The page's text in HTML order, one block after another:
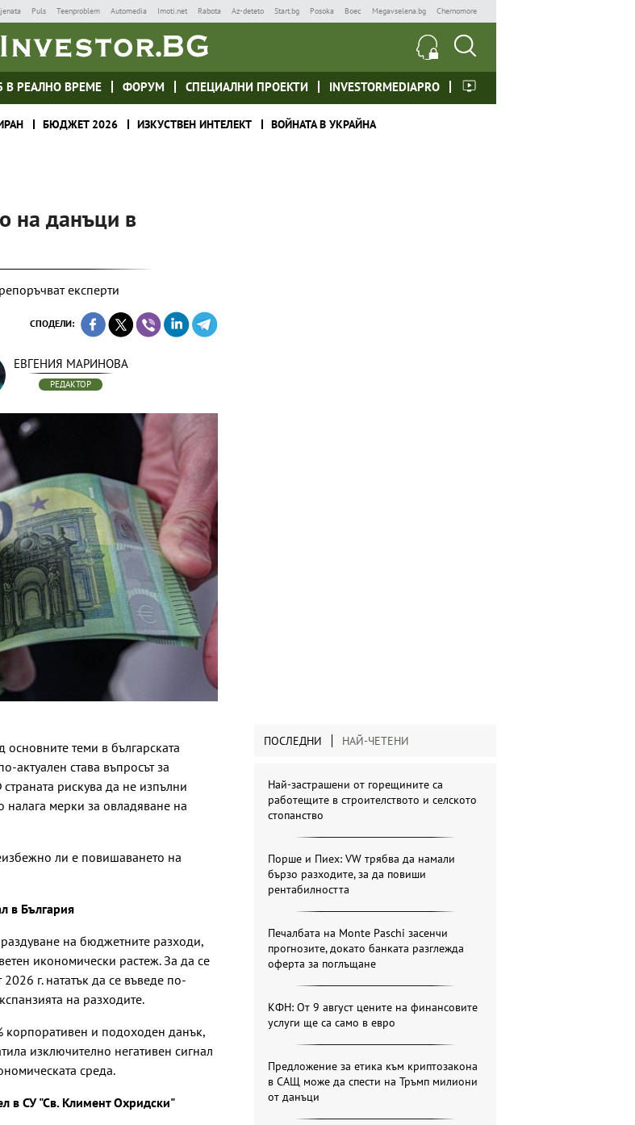
Puls Teenproblem Automedia Imoti.net Rabota Az-deteto Start.bg Posoka Boec Megavselena.bg Chernomore
В РЕАЛНО ВРЕМЕ ФОРУМ СПЕЦИАЛНИ ПРОЕКТИ INVESTORMEDIAPRO
БЮДЖЕТ 2026 ИЗКУСТВЕН ИНТЕЛЕКТ ВОЙНАТА В УКРАЙНА
на данъци в
експерти
СПОДЕЛИ:
ЕВГЕНИЯ МАРИНОВА
РЕДАКТОР
теми в българската
актуален става въпросът за
рискува да не изпълни
мерки за овладяване на
ли е повишаването на
в България
на бюджетните разходи,
икономически растеж. За да се
г. нататък да се въведе по-
на разходите.
корпоративен и подоходен данък,
изключително негативен сигнал
среда.
в СУ "Св. Климент Охридски"
ПОСЛЕДНИ НАЙ-ЧЕТЕНИ
Най-застрашени от горещините са
работещите в строителството и селското
стопанство
Порше и Пиех: VW трябва да намали
бързо разходите, за да повиши
рентабилността
Печалбата на Monte Paschi засенчи
прогнозите, докато банката разглежда
оферта за поглъщане
КФН: От 9 август цените на финансовите
услуги ще са само в евро
Предложение за етика към криптозакона
в САЩ може да спести на Тръмп милиони
от данъци